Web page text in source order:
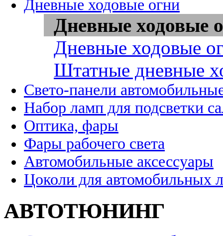
Дневные ходовые огни
Дневные ходовые
Дневные ходовые
Штатные дневные
Свето-панели
Набор ламп для подсветки
Оптика, фары
Фары рабочего света
Автомобильные аксессуары
Цоколи для автомобильных
АВТОТЮНИНГ